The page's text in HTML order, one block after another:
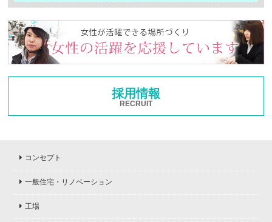
採用情報
RECRUIT
コンセプト
一般住宅・リノベーション
工場